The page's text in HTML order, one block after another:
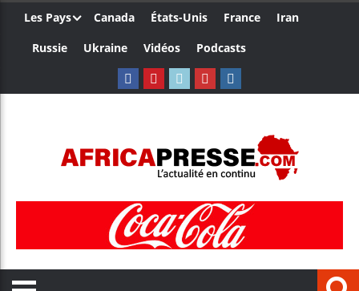
Les Pays Canada États-Unis France
Iran
Russie
Ukraine Vidéos Podcasts